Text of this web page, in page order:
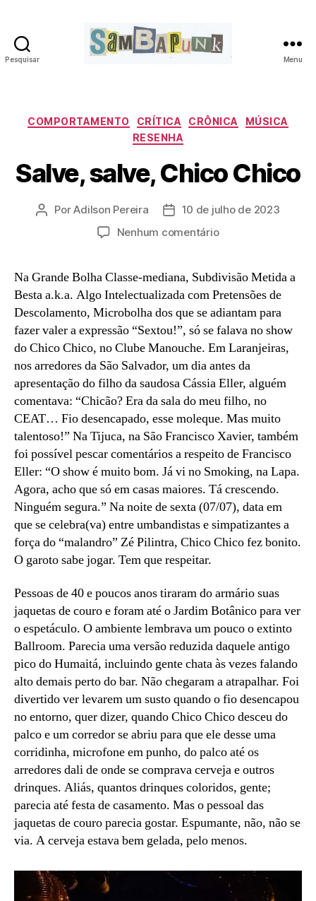
Pesquisar Menu
Categorias
COMPORTAMENTO CRÍTICA CRÔNICA
MÚSICA
RESENHA
Salve, salve, Chico Chico
Autor
PorAdilson Pereira
Data10 de julho de 2023
Nenhum comentárioem
Chico
Chico
Na Grande Bolha Classe-mediana, Subdivisão Metida a
Besta a.k.a. Algo Intelectualizada com Pretensões de
Descolamento, Microbolha dos que se adiantam para
fazer valer a expressão “Sextou!”, só se falava no show
do Chico Chico, no Clube Manouche. Em Laranjeiras,
nos arredores da São Salvador, um dia antes da
apresentação do filho da saudosa Cássia Eller, alguém
comentava: “Chicão? Era da sala do meu filho, no
CEAT… Fio desencapado, esse moleque. Mas muito
talentoso!” Na Tijuca, na São Francisco Xavier, também
foi possível pescar comentários a respeito de Francisco
Eller: “O show é muito bom. Já vi no Smoking, na Lapa.
Agora, acho que só em casas maiores. Tá crescendo.
Ninguém segura.” Na noite de sexta (07/07), data em
que se celebra(va) entre umbandistas e simpatizantes a
força do “malandro” Zé Pilintra, Chico Chico fez bonito.
O garoto sabe jogar. Tem que respeitar.
Pessoas de 40 e poucos anos tiraram do armário suas
jaquetas de couro e foram até o Jardim Botânico para ver
o espetáculo. O ambiente lembrava um pouco o extinto
Ballroom. Parecia uma versão reduzida daquele antigo
pico do Humaitá, incluindo gente chata às vezes falando
alto demais perto do bar. Não chegaram a atrapalhar. Foi
divertido ver levarem um susto quando o fio desencapou
no entorno, quer dizer, quando Chico Chico desceu do
palco e um corredor se abriu para que ele desse uma
corridinha, microfone em punho, do palco até os
arredores dali de onde se comprava cerveja e outros
drinques. Aliás, quantos drinques coloridos, gente;
parecia até festa de casamento. Mas o pessoal das
jaquetas de couro parecia gostar. Espumante, não, não se
via. A cerveja estava bem gelada, pelo menos.